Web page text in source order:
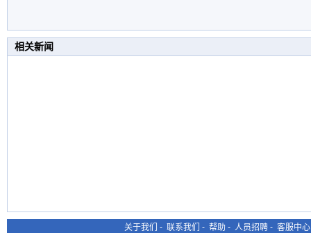
相关新闻
关于我们 - 联系我们 - 帮助 - 人员招聘 - 客服中心